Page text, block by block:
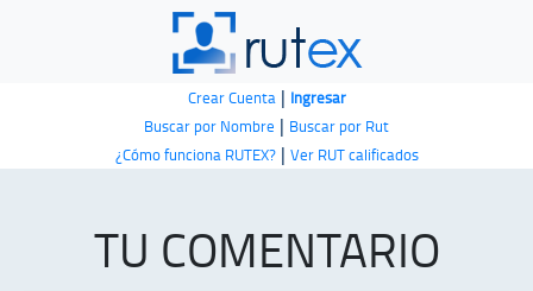
Crear Cuenta| Ingresar
Buscar por Nombre | Buscar por Rut
¿Cómo funciona RUTEX?| Ver RUT calificados
TU COMENTARIO